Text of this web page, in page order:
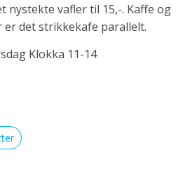
nystekte vafler til 15,-. Kaffe og
er det strikkekafe parallelt.
Klokka 11-14